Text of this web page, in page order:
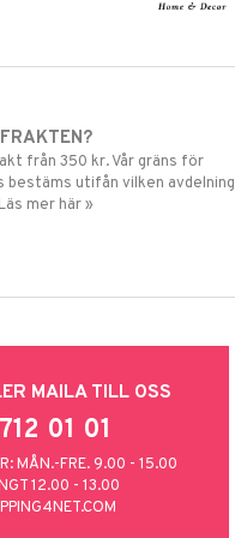
från 350 kr. Vår gräns för
utifån vilken avdelning
mer här »
MAILA TILL OSS
01 01
MÅN.-FRE. 9.00 - 15.00
12.00 - 13.00